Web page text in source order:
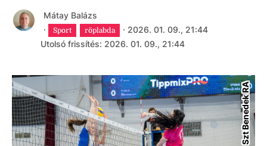
Mátay Balázs
·
Sport röplabda · 2026. 01. 09., 21:44
Utolsó frissítés: 2026. 01. 09., 21:44
Szt Benedek RA